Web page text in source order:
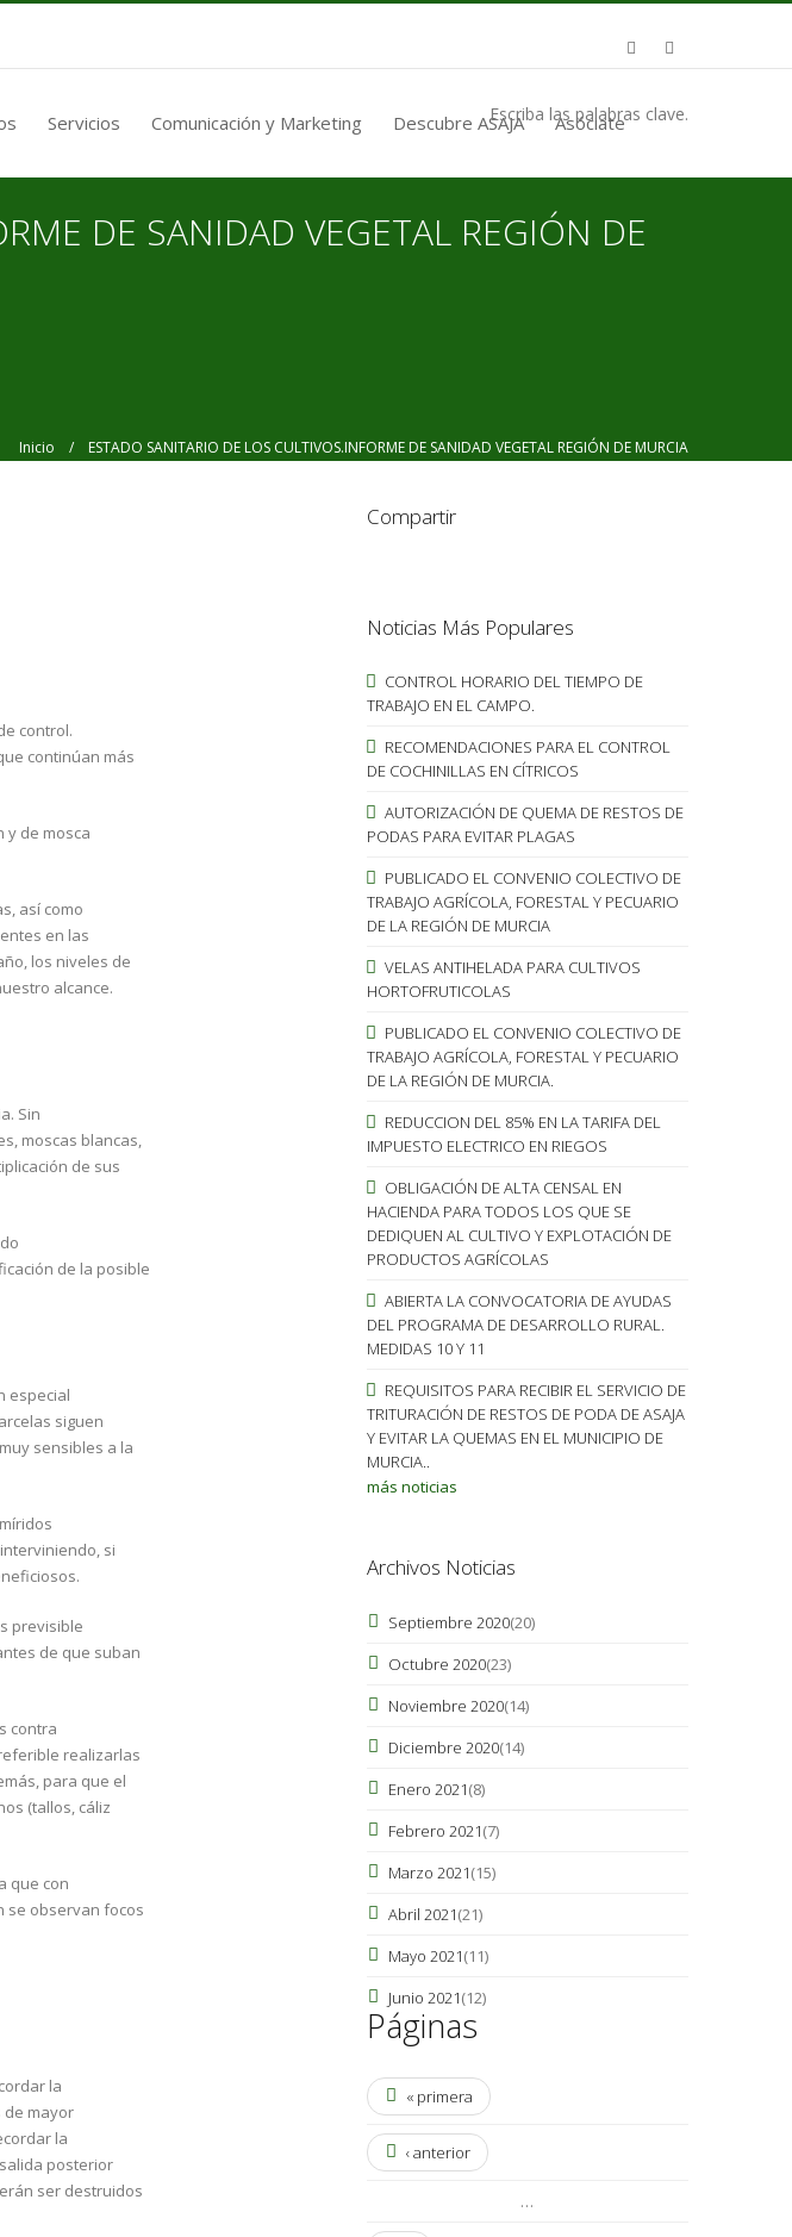
Servicios Comunicación y Marketing Descubre ASAJA Asóciate
Escriba las palabras clave.
DE SANIDAD VEGETAL REGIÓN DE
Inicio / ESTADO SANITARIO DE LOS CULTIVOS.INFORME DE SANIDAD VEGETAL REGIÓN DE MURCIA
control.
continúan más
y de mosca
así como
en las
los niveles de
alcance.
Sin
moscas blancas,
de sus
de la posible
especial
siguen
sensibles a la
si
previsible
de que suban
contra
realizarlas
para que el
(tallos, cáliz
que con
se observan focos
la
de mayor
la
posterior
ser destruidos
Compartir
Noticias Más Populares
CONTROL HORARIO DEL TIEMPO DE
TRABAJO EN EL CAMPO.
RECOMENDACIONES PARA EL CONTROL
DE COCHINILLAS EN CÍTRICOS
AUTORIZACIÓN DE QUEMA DE RESTOS DE
PODAS PARA EVITAR PLAGAS
PUBLICADO EL CONVENIO COLECTIVO DE
TRABAJO AGRÍCOLA, FORESTAL Y PECUARIO
DE LA REGIÓN DE MURCIA
VELAS ANTIHELADA PARA CULTIVOS
HORTOFRUTICOLAS
PUBLICADO EL CONVENIO COLECTIVO DE
TRABAJO AGRÍCOLA, FORESTAL Y PECUARIO
DE LA REGIÓN DE MURCIA.
REDUCCION DEL 85% EN LA TARIFA DEL
IMPUESTO ELECTRICO EN RIEGOS
OBLIGACIÓN DE ALTA CENSAL EN
HACIENDA PARA TODOS LOS QUE SE
DEDIQUEN AL CULTIVO Y EXPLOTACIÓN DE
PRODUCTOS AGRÍCOLAS
ABIERTA LA CONVOCATORIA DE AYUDAS
DEL PROGRAMA DE DESARROLLO RURAL.
MEDIDAS 10 Y 11
REQUISITOS PARA RECIBIR EL SERVICIO DE
TRITURACIÓN DE RESTOS DE PODA DE ASAJA
Y EVITAR LA QUEMAS EN EL MUNICIPIO DE
MURCIA..
más noticias
Archivos Noticias
Septiembre 2020(20)
Octubre 2020(23)
Noviembre 2020(14)
Diciembre 2020(14)
Enero 2021(8)
Febrero 2021(7)
Marzo 2021(15)
Abril 2021(21)
Mayo 2021(11)
Junio 2021(12)
Páginas
« primera
‹ anterior
…